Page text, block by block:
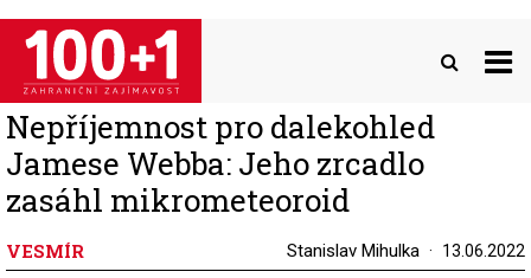
Přejít
hlavnímu
obsahu
Nepříjemnost pro dalekohled
Jamese Webba: Jeho zrcadlo
zasáhl mikrometeoroid
VESMÍR Stanislav Mihulka 13.06.2022